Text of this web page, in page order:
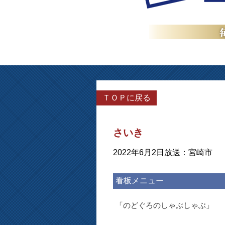
ＴＯＰに戻る
さいき
2022年6月2日放送：宮崎市
看板メニュー
「のどぐろのしゃぶしゃぶ」